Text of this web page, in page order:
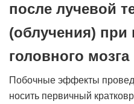
после лучевой
(облучения) при
головного мозга
Побочные эффекты
носить первичный